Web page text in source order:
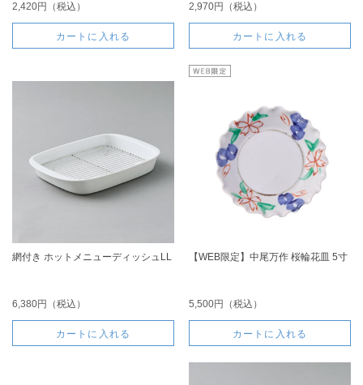
2,420円（税込）
カートに入れる
2,970円（税込）
カートに入れる
網付き ホットメニューディッシュLL
6,380円（税込）
カートに入れる
【WEB限定】中尾万作 桜輪花皿 5寸
5,500円（税込）
カートに入れる